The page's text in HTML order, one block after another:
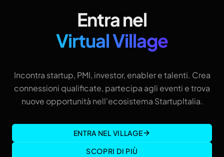
Entra nel
Virtual Village
Incontra startup, PMI, investor, enabler e talenti. Crea
connessioni qualificate, partecipa agli eventi e trova
nuove opportunità nell'ecosistema StartupItalia.
ENTRA NEL VILLAGE
SCOPRI DI PIÙ